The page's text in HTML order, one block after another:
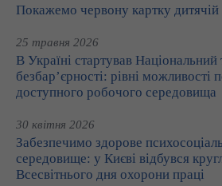
Покажемо червону картку дитячій
25 травня 2026
В Україні стартував
безбар’єрності: рівні можливості
доступного робочого середовища
30 квітня 2026
Забезпечимо здорове
середовище: у Києві відбувся
Всесвітнього дня охорони праці